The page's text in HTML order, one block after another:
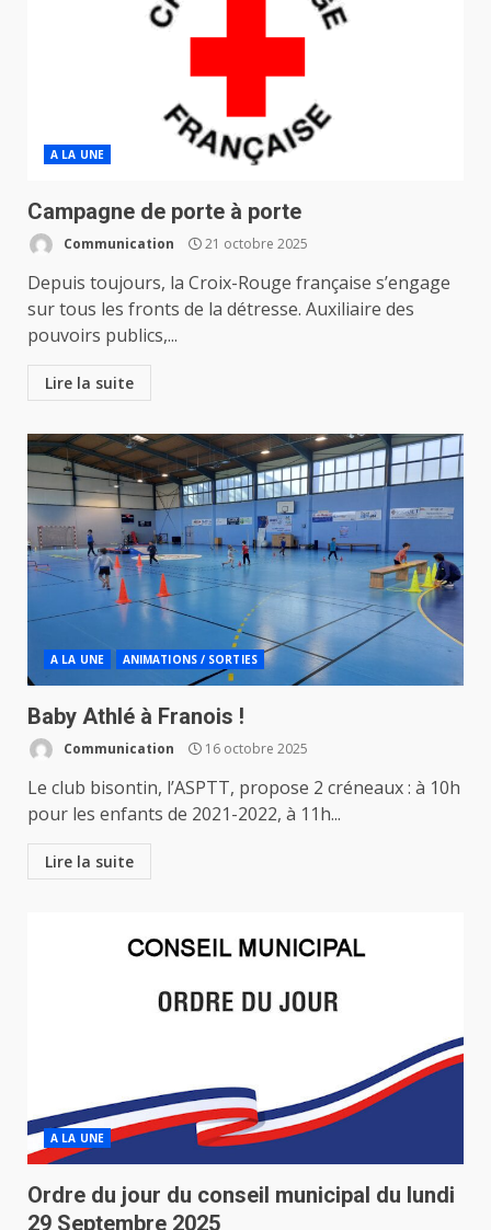
A LA UNE
Campagne de porte à porte
Communication 21 octobre 2025
Depuis toujours, la Croix-Rouge française s’engage
sur tous les fronts de la détresse. Auxiliaire des
pouvoirs publics,...
Lire la suite
A LA UNE ANIMATIONS / SORTIES
Baby Athlé à Franois !
Communication 16 octobre 2025
Le club bisontin, l’ASPTT, propose 2 créneaux : à 10h
pour les enfants de 2021-2022, à 11h...
Lire la suite
A LA UNE
Ordre du jour du conseil municipal du lundi
29 Septembre 2025